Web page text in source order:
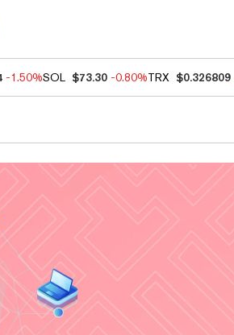
-1.50%SOL $73.30 -0.80%TRX $0.326809